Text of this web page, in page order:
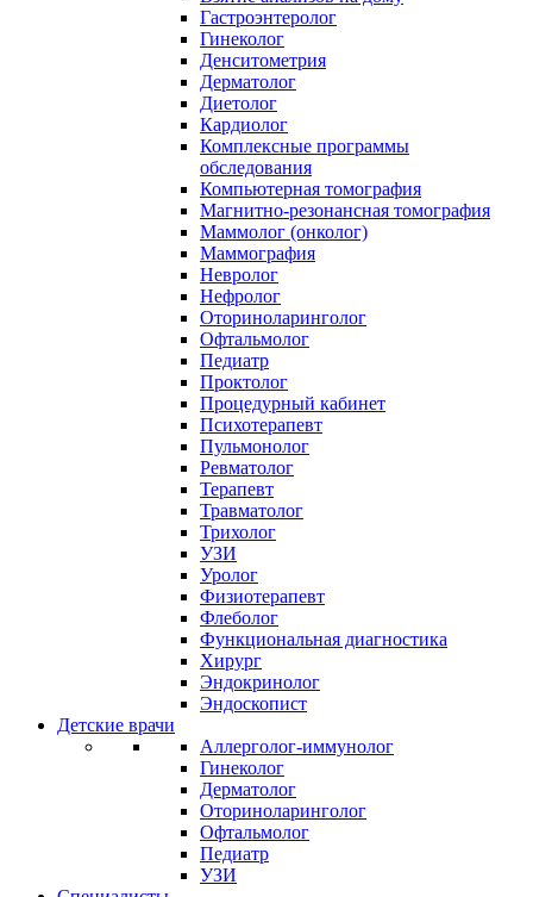
Гастроэнтеролог
Гинеколог
Денситометрия
Дерматолог
Диетолог
Кардиолог
Комплексные программы
обследования
Компьютерная томография
Магнитно-резонансная томография
Маммолог (онколог)
Маммография
Невролог
Нефролог
Оториноларинголог
Офтальмолог
Педиатр
Проктолог
Процедурный кабинет
Психотерапевт
Пульмонолог
Ревматолог
Терапевт
Травматолог
Трихолог
УЗИ
Уролог
Физиотерапевт
Флеболог
Функциональная диагностика
Хирург
Эндокринолог
Эндоскопист
Детские врачи
Аллерголог-иммунолог
Гинеколог
Дерматолог
Оториноларинголог
Офтальмолог
Педиатр
УЗИ